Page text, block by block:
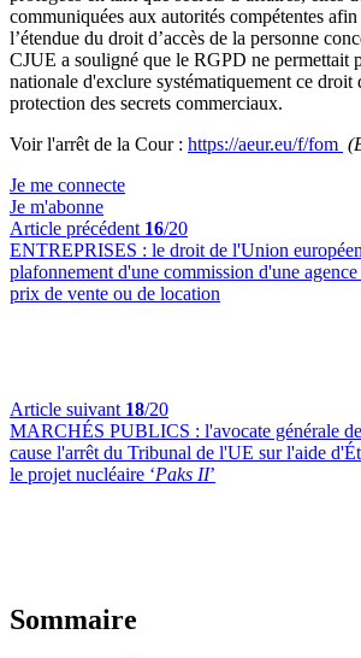
communiquées aux autorités compétentes
l’étendue du droit d’accès de la personne
CJUE a souligné que le RGPD ne permettait
nationale d'exclure systématiquement ce droit
protection des secrets commerciaux.
Voir l'arrêt de la Cour : https://aeur.eu/f/fom
Je me connecte
Je m'abonne
Article précédent 16/20
ENTREPRISES : le droit de l'Union
plafonnement d'une commission d'une
prix de vente ou de location
Article suivant 18/20
MARCHÉS PUBLICS : l'avocate générale
cause l'arrêt du Tribunal de l'UE sur l'aide
le projet nucléaire ‘Paks II’
Sommaire